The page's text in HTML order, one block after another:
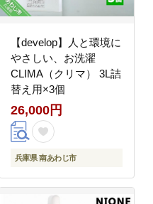
【develop】人と環境に
やさしい、お洗濯
CLIMA（クリマ） 3L詰
替え用×3個
26,000円
兵庫県 南あわじ市